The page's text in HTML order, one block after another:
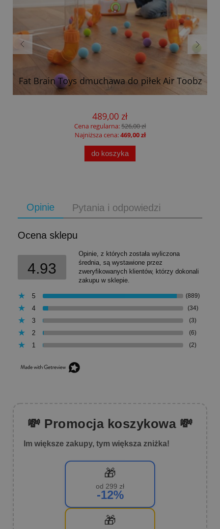
Fat Brain Toys dmuchawa do piłek Air Toobz
489,00 zł
Cena regularna:526,00 zł
Najniższa cena:469,00 zł
do koszyka
Opinie Pytania i odpowiedzi
Ocena sklepu
4.93
Opinie, z których została wyliczona
średnia, są wystawione przez
zweryfikowanych klientów, którzy dokonali
zakupu w sklepie.
5 (889)
4 (34)
3 (3)
2 (6)
1 (2)
💸 Promocja koszykowa 💸
Im większe zakupy, tym większa zniżka!
🎁
od 299 zł
-12%
🎁